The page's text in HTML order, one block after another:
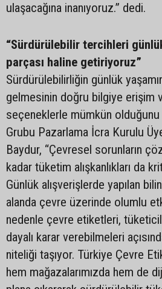
ulaşacağına inanıyoruz.” dedi.
“Sürdürülebilir tercihleri
parçası haline getiriyoruz”
Sürdürülebilirliğin günlük
gelmesinin doğru bilgiye erişim
seçeneklerle mümkün
Grubu Pazarlama İcra Kurulu
Baydur, “Çevresel sorunların
kadar tüketim alışkanlıkları da
Günlük alışverişlerde yapılan
alanda çevre üzerinde olumlu
nedenle çevre etiketleri,
dayalı karar verebilmeleri
niteliği taşıyor. Türkiye Çevre
hem mağazalarımızda hem de